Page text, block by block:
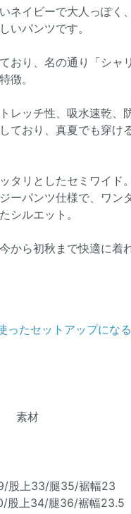
ネイビーで大人っぽく
いパンツです。
おり、名の通り「シャ
徴。
レッチ性、吸水速乾、
ており、真夏でも穿け
タリとしたセミワイド。
ーパンツ仕様で、ワン
シルエット。
から初秋まで快適に着
ったセットアップにな
素材
股上33/腿35/裾幅23
股上34/腿36/裾幅23.5